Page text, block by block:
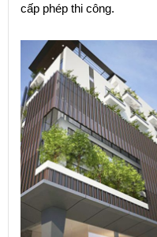
cấp phép thi công.